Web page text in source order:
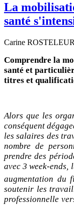
La
santé
Carine
Comprendre la
santé et
titres et
Alors que les
conséquent
les salaires des
nombre de
prendre des
avec 3 week-
augmentation du
soutenir les
professionnelle